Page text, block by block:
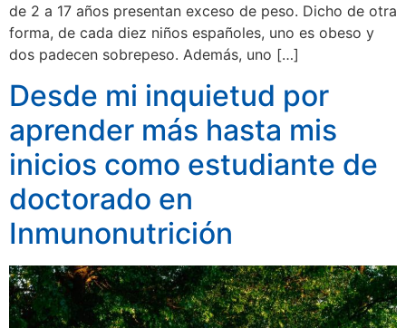
de 2 a 17 años presentan exceso de peso. Dicho de otra
forma, de cada diez niños españoles, uno es obeso y
dos padecen sobrepeso. Además, uno […]
Desde mi inquietud por
aprender más hasta mis
inicios como estudiante de
doctorado en
Inmunonutrición